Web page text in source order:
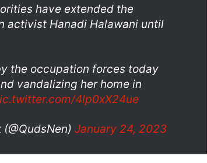
have extended the
activist Hanadi Halawani until
the occupation forces today
vandalizing her home in
4lp0xX24ue
January 24, 2023